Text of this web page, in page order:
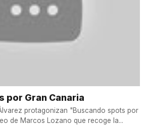
por Gran Canaria
protagonizan "Buscando spots por
de Marcos Lozano que recoge la...